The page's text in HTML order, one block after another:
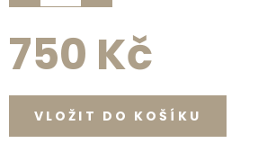
750 Kč